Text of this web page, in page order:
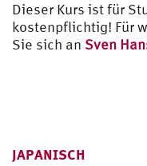
Dieser Kurs ist für
kostenpflichtig! Für
Sie sich an Sven
JAPANISCH